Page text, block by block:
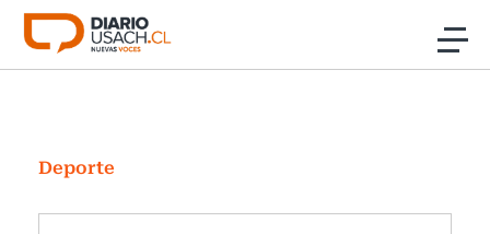
Click acá para ir directamente al contenido
Investigación
Cultura
Deporte